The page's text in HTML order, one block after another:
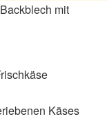
mit
Käses